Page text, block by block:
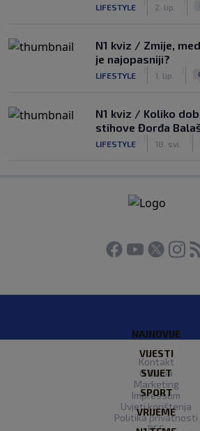
LIFESTYLE 2. lip.
N1 kviz / Zmije,
je najopasniji?
LIFESTYLE 1. lip.
N1 kviz / Koliko
stihove Đorđa
LIFESTYLE 18. svi.
NAJNOVIJE
VIJESTI
SVIJET
SPORT
VRIJEME
Kontakt
O Nama
Marketing
Impressum
Uvjeti korištenja
Politika privatnosti
RSS